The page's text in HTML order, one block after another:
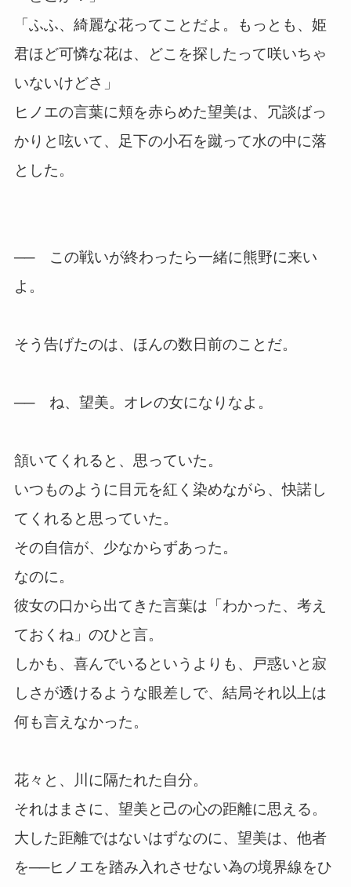
「ふふ、綺麗な花ってことだよ。もっとも、姫
君ほど可憐な花は、どこを探したって咲いちゃ
いないけどさ」
ヒノエの言葉に頬を赤らめた望美は、冗談ばっ
かりと呟いて、足下の小石を蹴って水の中に落
とした。
── この戦いが終わったら一緒に熊野に来い
よ。
そう告げたのは、ほんの数日前のことだ。
── ね、望美。オレの女になりなよ。
頷いてくれると、思っていた。
いつものように目元を紅く染めながら、快諾し
てくれると思っていた。
その自信が、少なからずあった。
なのに。
彼女の口から出てきた言葉は「わかった、考え
ておくね」のひと言。
しかも、喜んでいるというよりも、戸惑いと寂
しさが透けるような眼差しで、結局それ以上は
何も言えなかった。
花々と、川に隔たれた自分。
それはまさに、望美と己の心の距離に思える。
大した距離ではないはずなのに、望美は、他者
を──ヒノエを踏み入れさせない為の境界線をひ